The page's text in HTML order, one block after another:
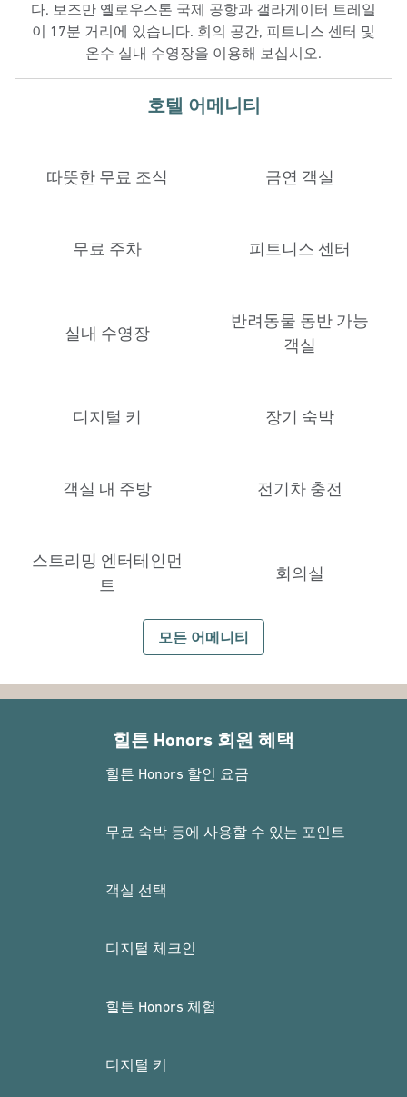
다. 보즈만 옐로우스톤 국제 공항과 갤라게이터 트레일
이 17분 거리에 있습니다. 회의 공간, 피트니스 센터 및
온수 실내 수영장을 이용해 보십시오.
호텔 어메니티
따뜻한 무료 조식 금연 객실
무료 주차 피트니스 센터
실내 수영장
반려동물 동반 가능
객실
디지털 키 장기 숙박
객실 내 주방 전기차 충전
스트리밍 엔터테인먼
트
회의실
모든 어메니티
힐튼 Honors 회원 혜택
힐튼 Honors 할인 요금
무료 숙박 등에 사용할 수 있는 포인트
객실 선택
디지털 체크인
힐튼 Honors 체험
디지털 키